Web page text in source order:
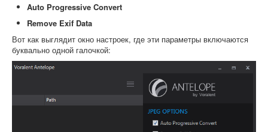
Auto Progressive Convert
Remove Exif Data
Вот как выглядит окно настроек, где эти параметры включаются
буквально одной галочкой: